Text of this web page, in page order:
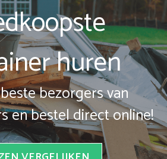
huren
bezorgers van
en bestel direct online!